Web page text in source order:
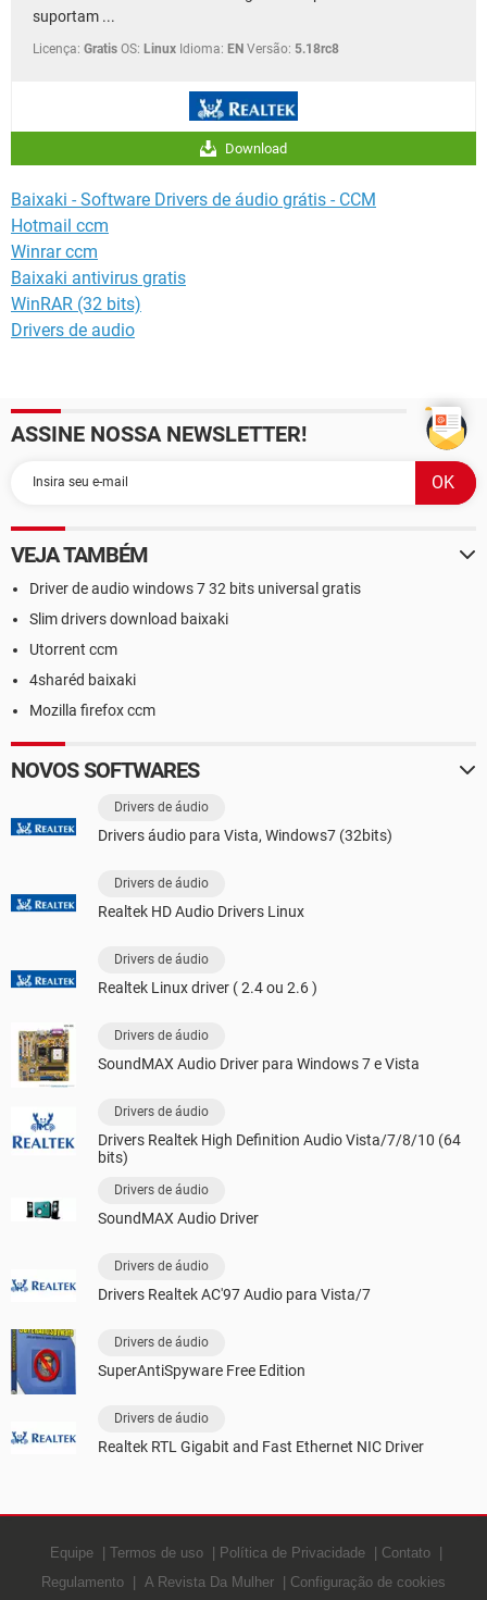
suportam ...
Licença: Gratis OS: Linux Idioma: EN Versão: 5.18rc8
Download
Baixaki - Software Drivers de áudio grátis - CCM
Hotmail ccm
Winrar ccm
Baixaki antivirus gratis
WinRAR (32 bits)
Drivers de audio
ASSINE NOSSA NEWSLETTER!
VEJA TAMBÉM
Driver de audio windows 7 32 bits universal gratis
Slim drivers download baixaki
Utorrent ccm
4sharéd baixaki
Mozilla firefox ccm
NOVOS SOFTWARES
Drivers de áudio
Drivers áudio para Vista, Windows7 (32bits)
Drivers de áudio
Realtek HD Audio Drivers Linux
Drivers de áudio
Realtek Linux driver ( 2.4 ou 2.6 )
Drivers de áudio
SoundMAX Audio Driver para Windows 7 e Vista
Drivers de áudio
Drivers Realtek High Definition Audio Vista/7/8/10 (64
bits)
Drivers de áudio
SoundMAX Audio Driver
Drivers de áudio
Drivers Realtek AC'97 Audio para Vista/7
Drivers de áudio
SuperAntiSpyware Free Edition
Drivers de áudio
Realtek RTL Gigabit and Fast Ethernet NIC Driver
Equipe Termos de uso Política de Privacidade
Contato
Regulamento
A Revista Da Mulher Configuração de cookies